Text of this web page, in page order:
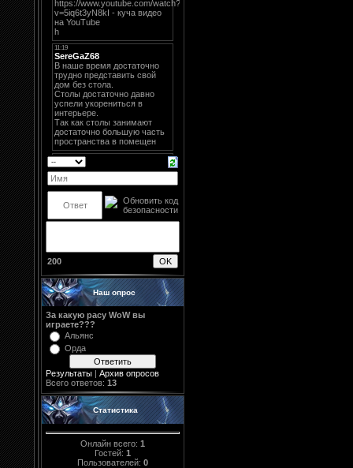
200
Наш опрос
За какую расу WoW вы
играете???
Альянс
Орда
Результаты | Архив опросов
Всего ответов: 13
Статистика
Онлайн всего: 1
Гостей: 1
Пользователей: 0